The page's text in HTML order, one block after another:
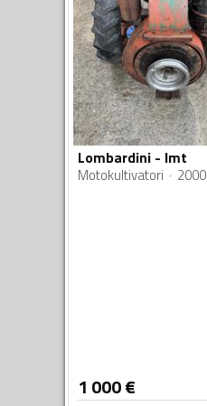
Lombardini - Imt
Motokultivatori 2000
1 000€